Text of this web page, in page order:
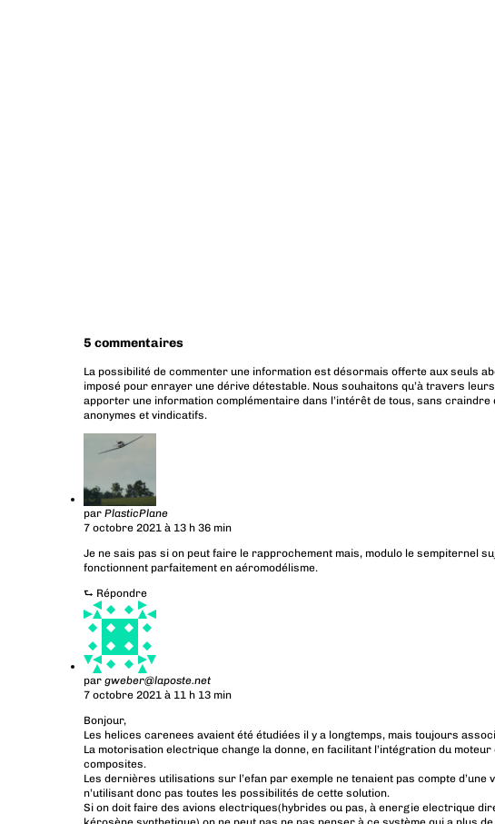
5 commentaires
La possibilité de commenter une information est désormais offerte aux seuls
imposé pour enrayer une dérive détestable. Nous souhaitons qu’à travers
apporter une information complémentaire dans l’intérêt de tous, sans
anonymes et vindicatifs.
par PlasticPlane
7 octobre 2021 à 13 h 36 min
Je ne sais pas si on peut faire le rapprochement mais, modulo le sempiternel
fonctionnent parfaitement en aéromodélisme.
⮑ Répondre
par gweber@laposte.net
7 octobre 2021 à 11 h 13 min
Bonjour,
Les helices carenees avaient été étudiées il y a longtemps, mais toujours
La motorisation electrique change la donne, en facilitant l’intégration du
composites.
Les dernières utilisations sur l’efan par exemple ne tenaient pas compte
n’utilisant donc pas toutes les possibilités de cette solution.
Si on doit faire des avions electriques(hybrides ou pas, à energie electrique